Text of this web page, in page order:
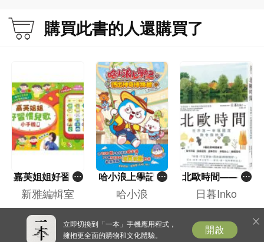
購買此書的人還購買了
嘉芙姐姐好習慣
兒歌小手機
新雅編輯室
$ 148.00
哈小浪上學記(1
3)——逃出神奇
博物館
哈小浪
$ 78.00
北歐時間——世
界第一幸福國度
教會我的事
日暮Inko
$ 133.00
立即切換到「一本」手機應用程式，
擁抱更全面的購物和文化體驗。
開啟